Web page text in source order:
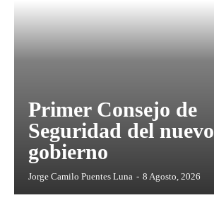
Primer Consejo de
Seguridad del nuevo
gobierno
Jorge Camilo Puentes Luna - 8 Agosto, 2026